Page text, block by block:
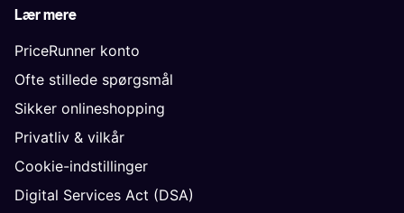
Lær mere
PriceRunner konto
Ofte stillede spørgsmål
Sikker onlineshopping
Privatliv & vilkår
Cookie-indstillinger
Digital Services Act (DSA)